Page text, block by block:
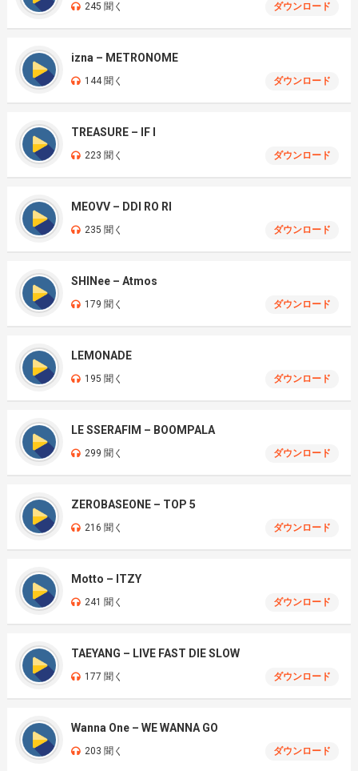
245 聞く ダウンロード
izna – METRONOME
144 聞く ダウンロード
TREASURE – IF I
223 聞く ダウンロード
MEOVV – DDI RO RI
235 聞く ダウンロード
SHINee – Atmos
179 聞く ダウンロード
LEMONADE
195 聞く ダウンロード
LE SSERAFIM – BOOMPALA
299 聞く ダウンロード
ZEROBASEONE – TOP 5
216 聞く ダウンロード
Motto – ITZY
241 聞く ダウンロード
TAEYANG – LIVE FAST DIE SLOW
177 聞く ダウンロード
Wanna One – WE WANNA GO
203 聞く ダウンロード